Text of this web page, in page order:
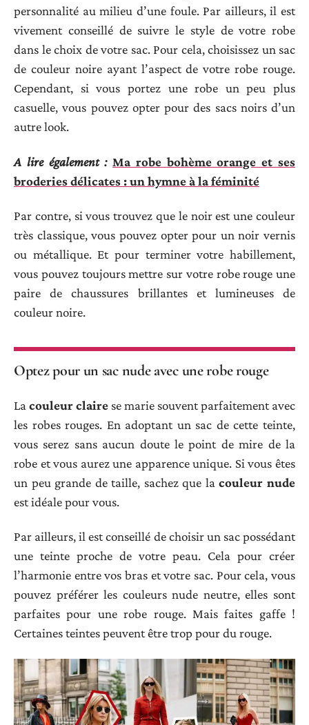
personnalité au milieu d’une foule. Par ailleurs, il est
vivement conseillé de suivre le style de votre robe
dans le choix de votre sac. Pour cela, choisissez un sac
de couleur noire ayant l’aspect de votre robe rouge.
Cependant, si vous portez une robe un peu plus
casuelle, vous pouvez opter pour des sacs noirs d’un
autre look.
A lire également : Ma robe bohème orange et ses
broderies délicates : un hymne à la féminité
Par contre, si vous trouvez que le noir est une couleur
très classique, vous pouvez opter pour un noir vernis
ou métallique. Et pour terminer votre habillement,
vous pouvez toujours mettre sur votre robe rouge une
paire de chaussures brillantes et lumineuses de
couleur noire.
Optez pour un sac nude avec une robe rouge
La couleur claire se marie souvent parfaitement avec
les robes rouges. En adoptant un sac de cette teinte,
vous serez sans aucun doute le point de mire de la
robe et vous aurez une apparence unique. Si vous êtes
un peu grande de taille, sachez que lacouleur nude
est idéale pour vous.
Par ailleurs, il est conseillé de choisir un sac possédant
une teinte proche de votre peau. Cela pour créer
l’harmonie entre vos bras et votre sac. Pour cela, vous
pouvez préférer les couleurs nude neutre, elles sont
parfaites pour une robe rouge. Mais faites gaffe !
Certaines teintes peuvent être trop pour du rouge.